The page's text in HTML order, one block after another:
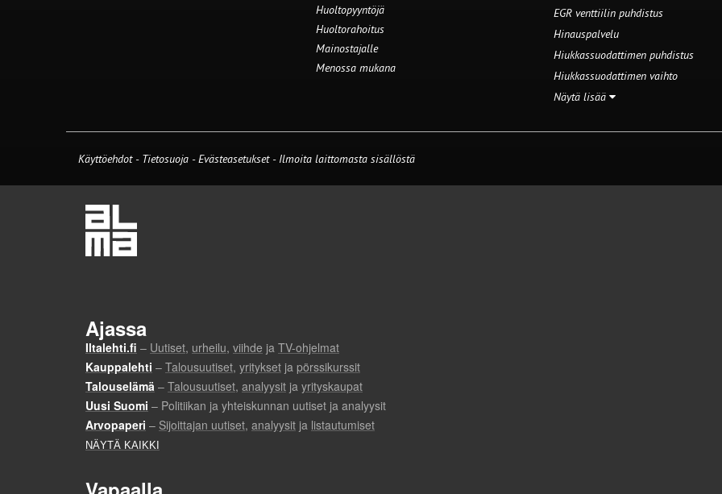
Huoltopyyntöjä
Huoltorahoitus
Mainostajalle
Menossa mukana
EGR venttiilin puhdistus
Hinauspalvelu
Hiukkassuodattimen puhdistus
Hiukkassuodattimen vaihto
Näytä lisää
Käyttöehdot - Tietosuoja -Evästeasetukset- Ilmoita laittomasta sisällöstä